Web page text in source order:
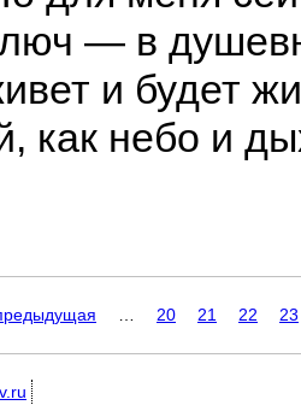
— в
и будет
как небо и
20 21 22 23